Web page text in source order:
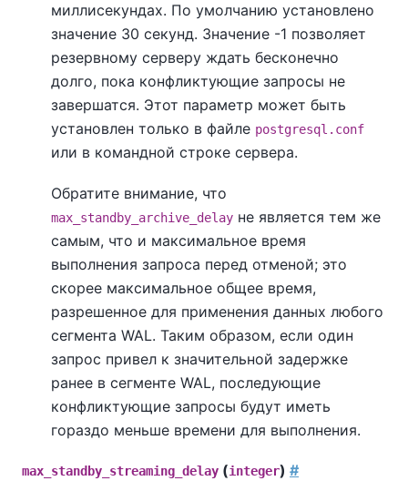
миллисекундах. По умолчанию установлено
значение 30 секунд. Значение -1 позволяет
резервному серверу ждать бесконечно
долго, пока конфликтующие запросы не
завершатся. Этот параметр может быть
установлен только в файле postgresql.conf
или в командной строке сервера.
Обратите внимание, что
max_standby_archive_delay не является тем же
самым, что и максимальное время
выполнения запроса перед отменой; это
скорее максимальное общее время,
разрешенное для применения данных любого
сегмента WAL. Таким образом, если один
запрос привел к значительной задержке
ранее в сегменте WAL, последующие
конфликтующие запросы будут иметь
гораздо меньше времени для выполнения.
max_standby_streaming_delay (integer) #